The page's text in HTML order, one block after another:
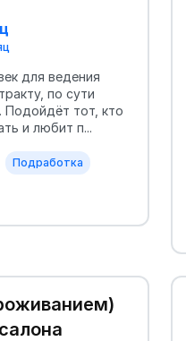
для ведения
по сути
Подойдёт тот, кто
и любит п...
Подработка